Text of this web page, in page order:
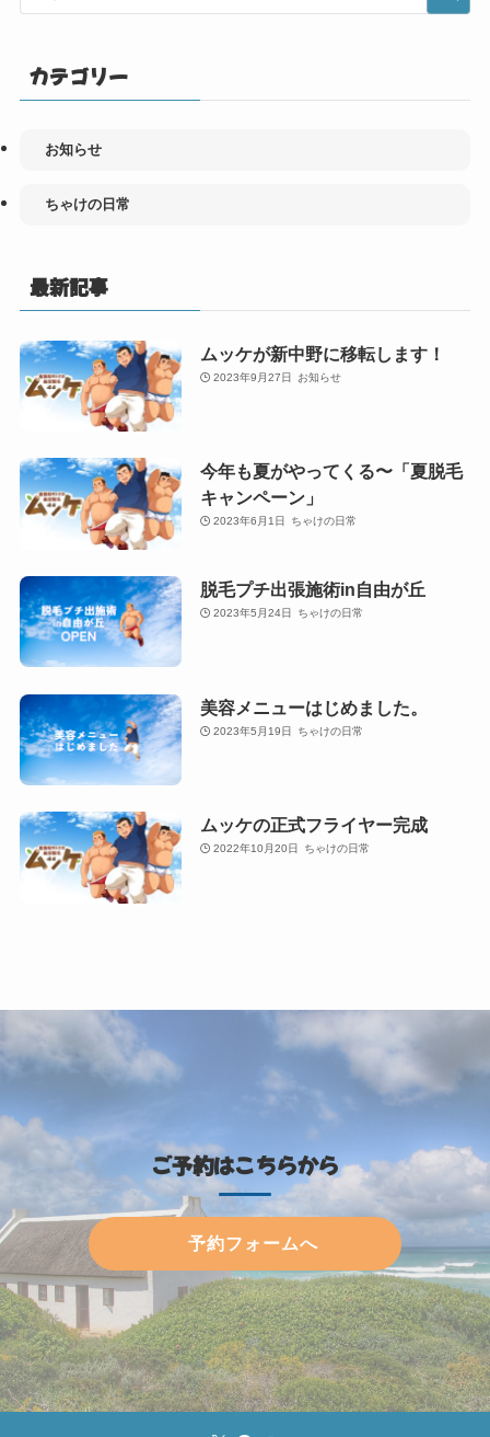
カテゴリー
お知らせ
ちゃけの日常
最新記事
ムッケが新中野に移転します！
2023年9月27日 お知らせ
今年も夏がやってくる〜「夏脱毛
キャンペーン」
2023年6月1日 ちゃけの日常
脱毛プチ出張施術in自由が丘
2023年5月24日 ちゃけの日常
美容メニューはじめました。
2023年5月19日 ちゃけの日常
ムッケの正式フライヤー完成
2022年10月20日 ちゃけの日常
ご予約はこちらから
予約フォームへ